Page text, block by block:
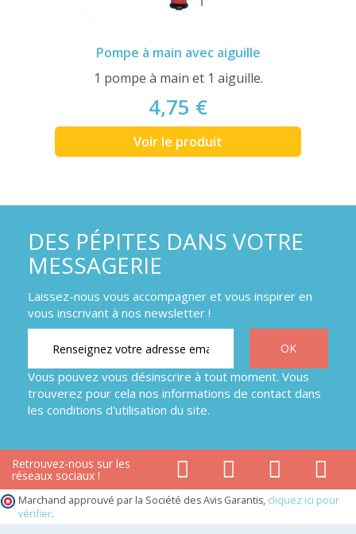
Pompe à main avec aiguille
1 pompe à main et 1 aiguille.
4,75 €
Voir le produit
DES PÉPITES DANS VOTRE
MESSAGERIE
Laissez-nous vous accompagner et vous inspirer en
vous inscrivant à nos newsletter !
Vous pouvez vous désinscrire à tout moment. Vous
trouverez pour cela nos informations de contact dans
les conditions d'utilisation du site.
Retrouvez-nous sur les
réseaux sociaux !
Marchand approuvé par la Société des Avis Garantis, cliquez ici pour
vérifier.